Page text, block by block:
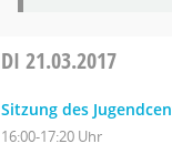
DI 21.03.2017
Sitzung des
16:00-17:20 Uhr